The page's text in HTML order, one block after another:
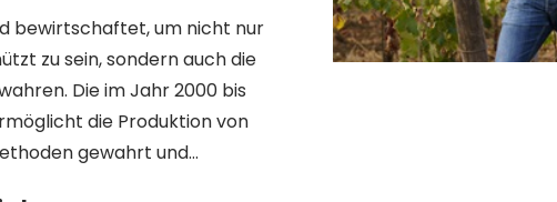
bewirtschaftet, um nicht nur
zu sein, sondern auch die
Die im Jahr 2000 bis
die Produktion von
gewahrt und